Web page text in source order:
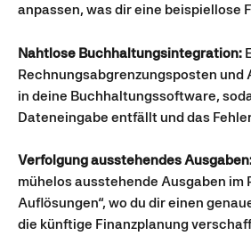
anpassen, was dir eine beispiellose
Nahtlose Buchhaltungsintegration:
Rechnungsabgrenzungsposten und
in deine Buchhaltungssoftware,
Dateneingabe entfällt und das
Verfolgung ausstehendes
mühelos ausstehende Ausgaben im
Auflösungen“, wo du dir einen
die künftige Finanzplanung